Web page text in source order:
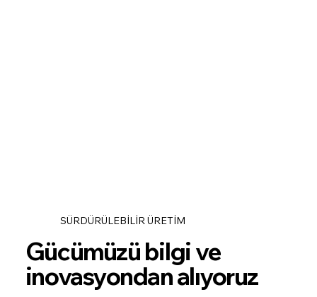
SÜRDÜRÜLEBİLİR ÜRETİM
Gücümüzü bilgi ve
inovasyondan alıyoruz